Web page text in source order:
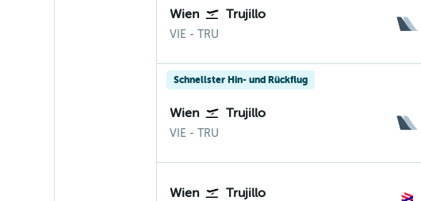
Wien Trujillo
VIE Wien-Schwechat
- TRU
Schnellster Hin- und Rückflug
Wien Trujillo
VIE Wien-Schwechat
- TRU
Wien Trujillo